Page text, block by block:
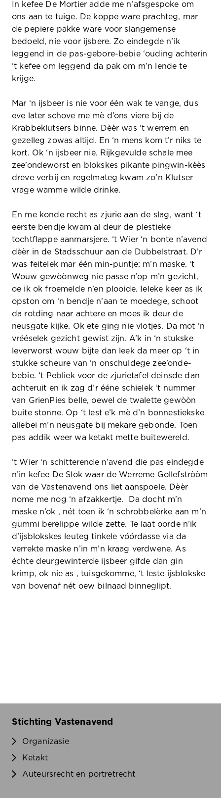
In kefee De Mortier adde me n’afsgespoke om
ons aan te tuige. De koppe ware prachteg, mar
de pepiere pakke ware voor slangemense
bedoeld, nie voor ijsbere. Zo eindegde n’ik
leggend in de pas-gebore-bebie ‘ouding achterin
‘t kefee om leggend da pak om m’n lende te
krijge.
Mar ‘n ijsbeer is nie voor één wak te vange, dus
eve later schove me mè d’ons viere bij de
Krabbeklutsers binne. Dèèr was ‘t werrem en
gezelleg zowas altijd. En ‘n mens kom t’r niks te
kort. Ok ‘n ijsbeer nie. Rijkgevulde schale mee
zee’ondeworst en blokskes pikante pingwin-kèès
dreve verbij en regelmateg kwam zo’n Klutser
vrage wamme wilde drinke.
En me konde recht as zjurie aan de slag, want ‘t
eerste bendje kwam al deur de plestieke
tochtflappe aanmarsjere. ‘t Wier ‘n bonte n’avend
dèèr in de Stadsschuur aan de Dubbelstraat. D’r
was feitelek mar één min-puntje: m’n maske. ‘t
Wouw gewòònweg nie passe n’op m’n gezicht,
oe ik ok froemelde n’en plooide. Ieleke keer as ik
opston om ‘n bendje n’aan te moedege, schoot
da rotding naar achtere en moes ik deur de
neusgate kijke. Ok ete ging nie vlotjes. Da mot ‘n
vrééselek gezicht gewist zijn. A’k in ‘n stukske
leverworst wouw bijte dan leek da meer op ‘t in
stukke scheure van ‘n onschuldege zee’onde-
bebie. ‘t Pebliek voor de zjurietafel deinsde dan
achteruit en ik zag d’r ééne schielek ‘t nummer
van GrienPies belle, oewel de twalette gewòòn
buite stonne. Op ‘t lest e’k mè d’n bonnestiekske
allebei m’n neusgate bij mekare gebonde. Toen
pas addik weer wa ketakt mette buitewereld.
‘t Wier ‘n schitterende n’avend die pas eindegde
n’in kefee De Slok waar de Werreme Gollefstròòm
van de Vastenavend ons liet aanspoele. Dèèr
nome me nog ‘n afzakkertje. Da docht m’n
maske n’ok , nét toen ik ‘n schrobbelèrke aan m’n
gummi berelippe wilde zette. Te laat oorde n’ik
d’ijsblokskes leuteg tinkele vóórdasse via da
verrekte maske n’in m’n kraag verdwene. As
échte deurgewinterde ijsbeer gifde dan gin
krimp, ok nie as , tuisgekomme, ‘t leste ijsblokske
van bovenaf nét oew bilnaad binneglipt.
Stichting Vastenavend
Organizasie
Ketakt
Auteursrecht en portretrecht